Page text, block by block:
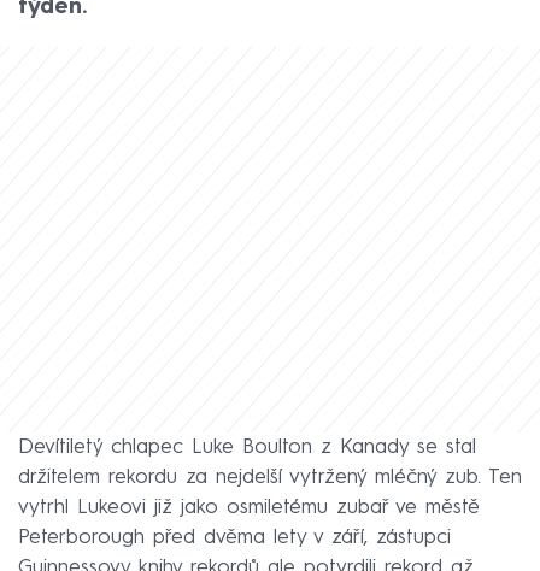
týden.
Devítiletý chlapec Luke Boulton z Kanady se stal
držitelem rekordu za nejdelší vytržený mléčný zub. Ten
vytrhl Lukeovi již jako osmiletému zubař ve městě
Peterborough před dvěma lety v září, zástupci